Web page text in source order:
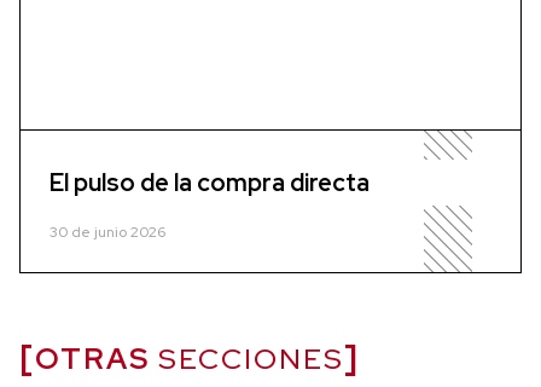
El pulso de la compra directa
30 de junio 2026
OTRAS SECCIONES